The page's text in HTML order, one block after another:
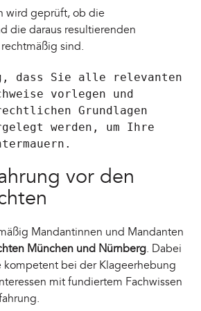
wird geprüft, ob die
die daraus resultierenden
sind.
dass Sie alle relevanten
vorlegen und
Grundlagen
werden, um Ihre
vor den
Mandantinnen und Mandanten
München und Nürnberg. Dabei
kompetent bei der Klageerhebung
mit fundiertem Fachwissen